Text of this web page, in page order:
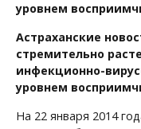
уровнем
Астраханские
стремительно
инфекционно-
уровнем
На 22 января 2014